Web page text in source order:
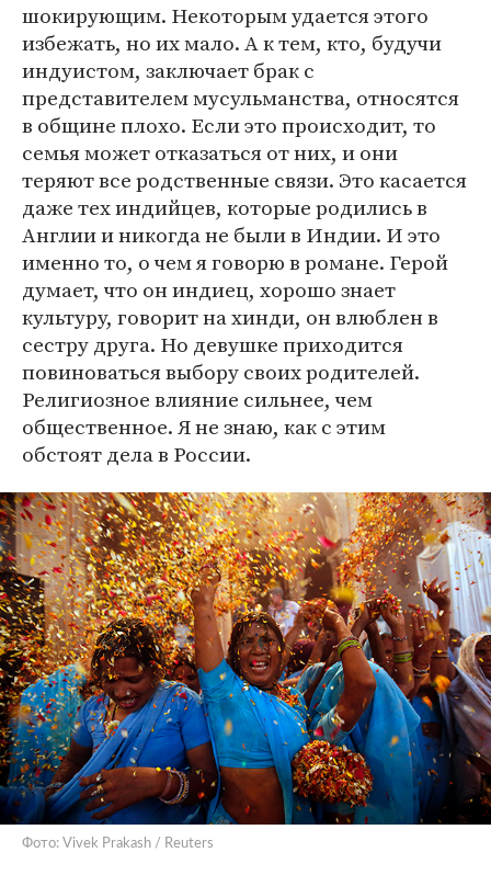
шокирующим. Некоторым удается этого
избежать, но их мало. А к тем, кто, будучи
индуистом, заключает брак с
представителем мусульманства, относятся
в общине плохо. Если это происходит, то
семья может отказаться от них, и они
теряют все родственные связи. Это касается
даже тех индийцев, которые родились в
Англии и никогда не были в Индии. И это
именно то, о чем я говорю в романе. Герой
думает, что он индиец, хорошо знает
культуру, говорит на хинди, он влюблен в
сестру друга. Но девушке приходится
повиноваться выбору своих родителей.
Религиозное влияние сильнее, чем
общественное. Я не знаю, как с этим
обстоят дела в России.
Фото: Vivek Prakash / Reuters